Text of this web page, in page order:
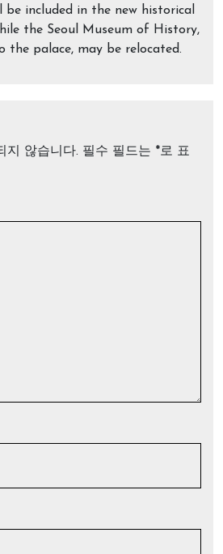
be included in the new historical
the Seoul Museum of History,
the palace, may be relocated.
지 않습니다. 필수 필드는 *로 표